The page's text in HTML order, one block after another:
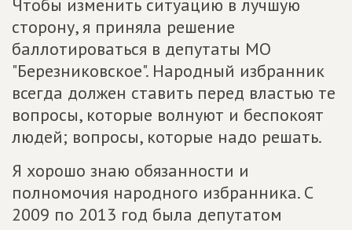
Чтобы изменить ситуацию в лучшую
сторону, я приняла решение
баллотироваться в депутаты МО
"Березниковское". Народный избранник
всегда должен ставить перед властью те
вопросы, которые волнуют и беспокоят
людей; вопросы, которые надо решать.
Я хорошо знаю обязанности и
полномочия народного избранника. С
2009 по 2013 год была депутатом